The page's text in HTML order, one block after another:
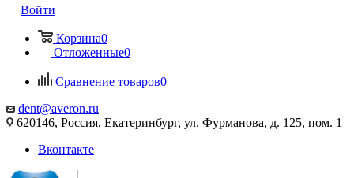
Войти
Корзина0
Отложенные0
Сравнение товаров0
dent@averon.ru
620146, Россия, Екатеринбург, ул. Фурманова, д. 125, пом. 1
Вконтакте